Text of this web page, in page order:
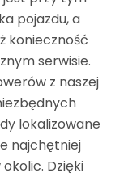
pojazdu, a
konieczność
serwisie.
z naszej
lokalizowane
najchętniej
Dzięki